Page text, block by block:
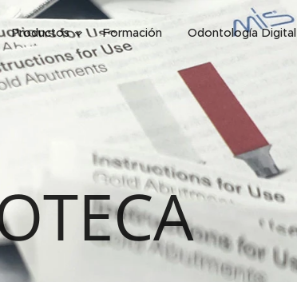
Productos Formación Odontología Digital